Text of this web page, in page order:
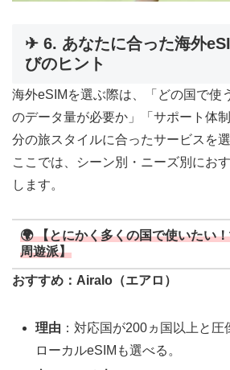
✈ 6. あなたに合った海外
びのヒント
海外eSIMを選ぶ際は、「どの国で使
のデータ量が必要か」「サポート体
分の旅スタイルに合ったサービスを
ここでは、シーン別・ニーズ別にお
します。
🌍 【とにかく多くの国で使いたい
周遊派】
おすすめ：Airalo（エアロ）
理由 ：対応国が200ヵ国以上と
ローカルeSIMも選べる。